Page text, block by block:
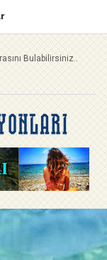
Bulabilirsiniz..